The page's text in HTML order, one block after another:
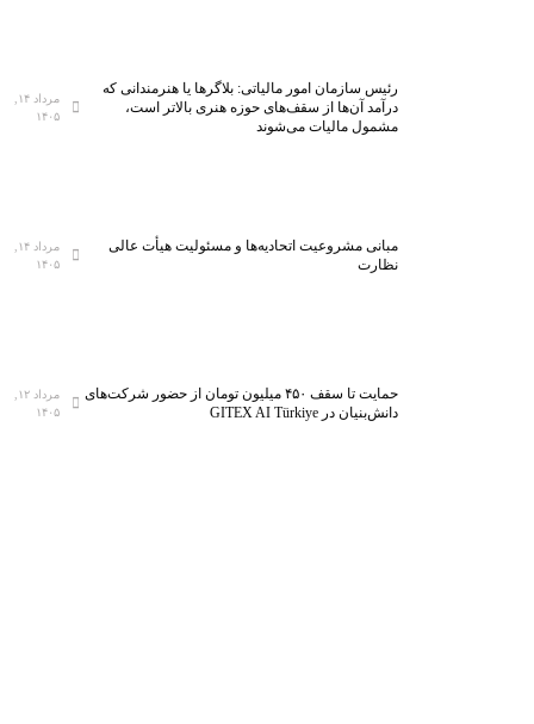
رئیس سازمان امور مالیاتی: بلاگر‌ها یا هنرمندانی که
درآمد آن‌ها از سقف‌های حوزه هنری بالاتر است،
مشمول مالیات می‌شوند
۱۴۰۵
مبانی مشروعیت اتحادیه‌ها و مسئولیت هیأت عالی
نظارت
۱۴۰۵
حمایت تا سقف ۴۵۰ میلیون تومان از حضور شرکت‌های
دانش‌بنیان در GITEX AI Türkiye
۱۴۰۵